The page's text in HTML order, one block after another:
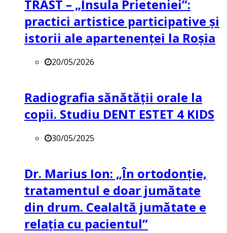
TRAST – „Insula Prieteniei”:
practici artistice participative și
istorii ale apartenenței la Roșia
20/05/2026
Radiografia sănătății orale la
copii. Studiu DENT ESTET 4 KIDS
30/05/2025
Dr. Marius Ion: „În ortodonție,
tratamentul e doar jumătate
din drum. Cealaltă jumătate e
relația cu pacientul”